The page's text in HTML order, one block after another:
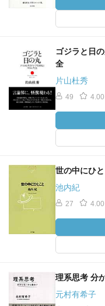
ゴジラと日
全
片山杜秀
49 4.00
世の中にひ
池内紀
27 4.00
理系思考 分
元村有希子